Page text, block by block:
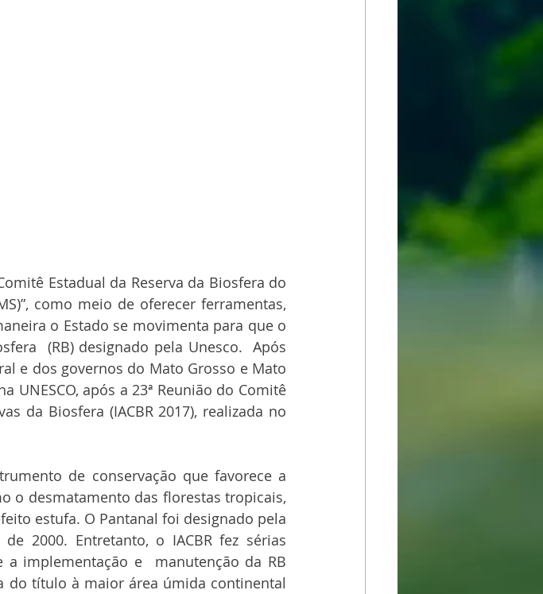
Estadual da Reserva da Biosfera do
como meio de oferecer ferramentas,
o Estado se movimenta para que o
(RB) designado pela Unesco.  Após
e dos governos do Mato Grosso e Mato
UNESCO, após a 23ª Reunião do Comitê
da Biosfera (IACBR 2017), realizada no
de conservação que favorece a
o desmatamento das florestas tropicais,
estufa. O Pantanal foi designado pela
2000. Entretanto, o IACBR fez sérias
implementação e  manutenção da RB
do título à maior área úmida continental